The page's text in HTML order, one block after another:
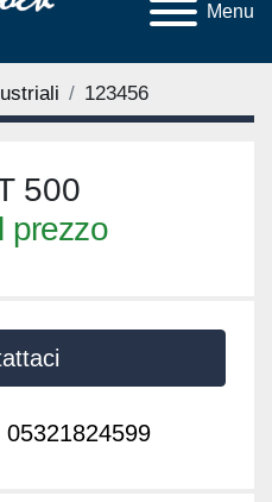
Menu
123456
500
prezzo
05321824599